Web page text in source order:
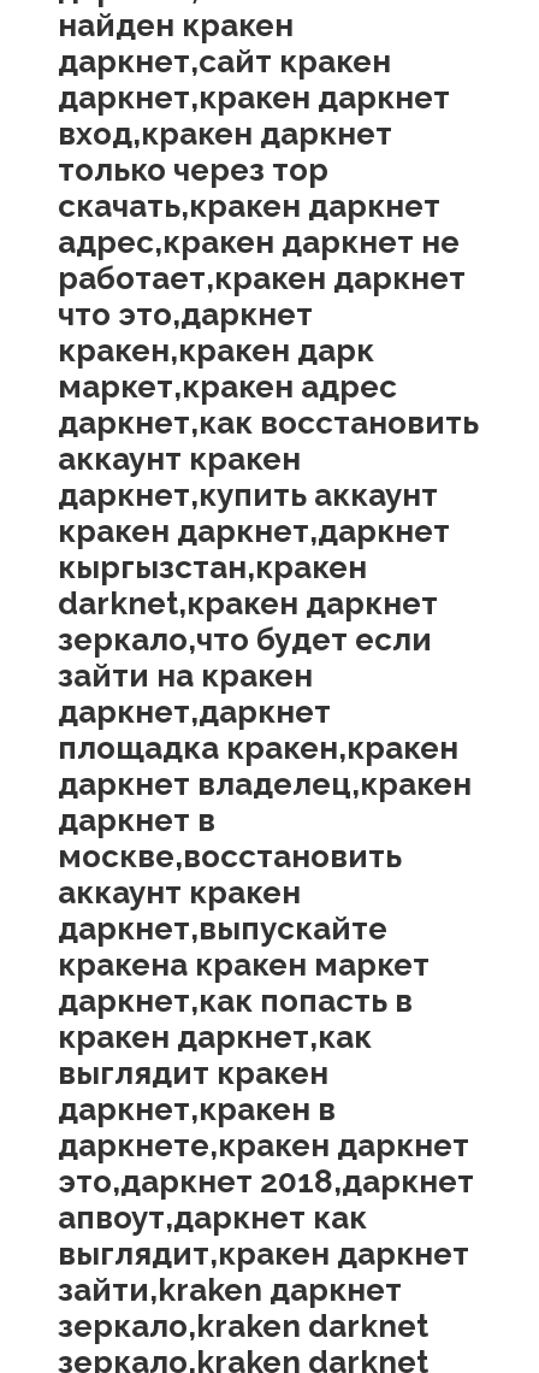
найден кракен
даркнет,сайт кракен
даркнет,кракен даркнет
вход,кракен даркнет
только через тор
скачать,кракен даркнет
адрес,кракен даркнет не
работает,кракен даркнет
что это,даркнет
кракен,кракен дарк
маркет,кракен адрес
даркнет,как восстановить
аккаунт кракен
даркнет,купить аккаунт
кракен даркнет,даркнет
кыргызстан,кракен
darknet,кракен даркнет
зеркало,что будет если
зайти на кракен
даркнет,даркнет
площадка кракен,кракен
даркнет владелец,кракен
даркнет в
москве,восстановить
аккаунт кракен
даркнет,выпускайте
кракена кракен маркет
даркнет,как попасть в
кракен даркнет,как
выглядит кракен
даркнет,кракен в
даркнете,кракен даркнет
это,даркнет 2018,даркнет
апвоут,даркнет как
выглядит,кракен даркнет
зайти,kraken даркнет
зеркало,kraken darknet
зеркало,kraken darknet